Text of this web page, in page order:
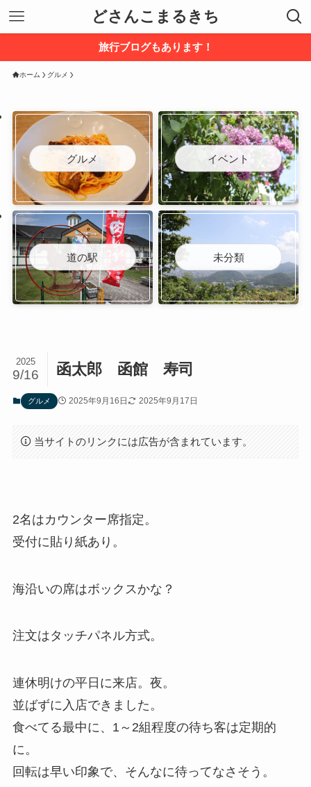
どさんこまるきち
旅行ブログもあります！
ホーム グルメ
グルメ イベント
道の駅 未分類
函太郎 函館 寿司
2025
9/16
グルメ 2025年9月16日 2025年9月17日
当サイトのリンクには広告が含まれています。
2名はカウンター席指定。
受付に貼り紙あり。
海沿いの席はボックスかな？
注文はタッチパネル方式。
連休明けの平日に来店。夜。
並ばずに入店できました。
食べてる最中に、1～2組程度の待ち客は定期的
に。
回転は早い印象で、そんなに待ってなさそう。